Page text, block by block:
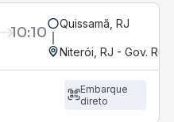
10:10 Quissamã, RJ
Niterói, RJ - Gov.
Embarque
direto